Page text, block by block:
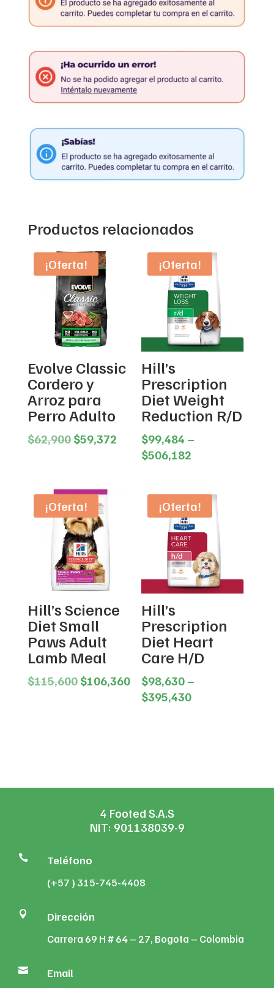
Productos relacionados
¡Oferta!
Evolve Classic
Cordero y
Arroz para
Perro Adulto
$62,900 Original
$62,900.
$59,372Current
price
¡Oferta!
Hill’s
Prescription
Diet Weight
Reduction R/D
$99,484 –
$506,182
through
$506,182
¡Oferta!
Hill’s Science
Diet Small
Paws Adult
Lamb Meal
$115,600 Original
$106,360Current
price
¡Oferta!
Hill’s
Prescription
Diet Heart
Care H/D
$98,630 –
$395,430Price
4 Footed S.A.S
NIT: 901138039-9
 Teléfono
(+57 ) 315-745-4408
 Dirección
Carrera 69 H # 64 – 27, Bogota – Colombia
 Email